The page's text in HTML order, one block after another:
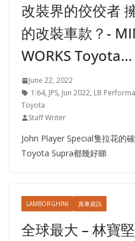
改裝界的佼佼者
的改裝車款？-
WORKS Toyota…
June 22, 2022
1:64, JPS, Jun 2022, LB
Toyota
Staff Writer
John Player Special隻拉花的
Toyota Supra都幾好睇
LAMBORGHINI 真車資訊
全球最大 – 林寶